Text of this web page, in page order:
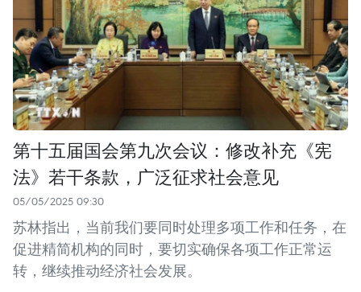
第十五届国会第九次会议：修改补充《宪
法》若干条款，广泛征求社会意见
05/05/2025 09:30
苏林指出，当前我们要同时处理多项工作和任务，在
促进精简机构的同时，要切实确保各项工作正常运
转，继续推动经济社会发展。